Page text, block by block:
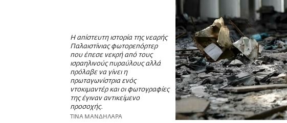
Η απίστευτη ιστορία της νεαρής
Παλαιστίνιας φωτορεπόρτερ
που έπεσε νεκρή από τους
ισραηλινούς πυραύλους αλλά
πρόλαβε να γίνει η
πρωταγωνίστρια ενός
ντοκιμαντέρ και οι φωτογραφίες
της έγιναν αντικείμενο
προσοχής.
ΤΙΝΑ ΜΑΝΔΗΛΑΡΑ